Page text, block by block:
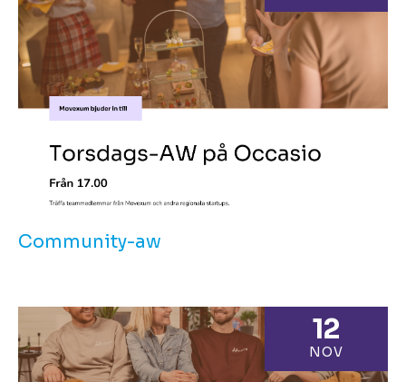
Community-aw
12
NOV